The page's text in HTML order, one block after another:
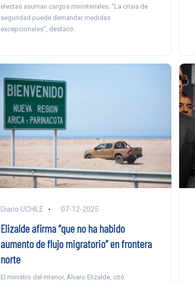
electas asuman cargos ministeriales. “La crisis de
seguridad puede demandar medidas
excepcionales”, destacó.
Diario UCHILE 07-12-2025
Elizalde afirma “que no ha habido
aumento de flujo migratorio” en frontera
norte
El ministro del Interior, Álvaro Elizalde, citó